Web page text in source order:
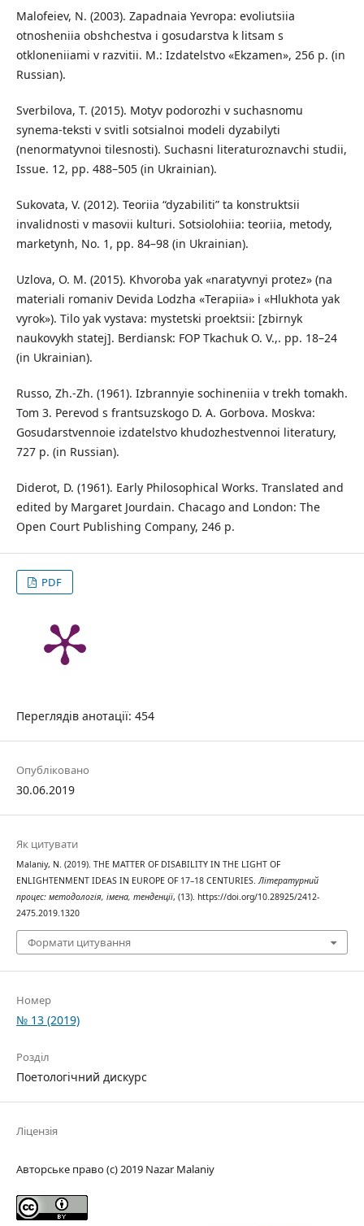
Malofeiev, N. (2003). Zapadnaia Yevropa: evoliutsiia
otnosheniia obshchestva i gosudarstva k litsam s
otkloneniiami v razvitii. M.: Izdatelstvo «Ekzamen», 256 p. (in
Russian).
Sverbilova, T. (2015). Motyv podorozhi v suchasnomu
synema-teksti v svitli sotsialnoi modeli dyzabilyti
(nenormatyvnoi tilesnosti). Suchasni literaturoznavchi studii,
Issue. 12, pp. 488–505 (in Ukrainian).
Sukovata, V. (2012). Teoriia “dyzabiliti” ta konstruktsii
invalidnosti v masovii kulturi. Sotsiolohiia: teoriia, metody,
marketynh, No. 1, pp. 84–98 (in Ukrainian).
Uzlova, O. M. (2015). Khvoroba yak «naratyvnyi protez» (na
materiali romaniv Devida Lodzha «Terapiia» i «Hlukhota yak
vyrok»). Tilo yak vystava: mystetski proektsii: [zbirnyk
naukovykh statej]. Berdiansk: FOP Tkachuk O. V.,. pp. 18–24
(in Ukrainian).
Russo, Zh.-Zh. (1961). Izbrannyie sochineniia v trekh tomakh.
Tom 3. Perevod s frantsuzskogo D. A. Gorbova. Moskva:
Gosudarstvennoie izdatelstvo khudozhestvennoi literatury,
727 p. (in Russian).
Diderot, D. (1961). Early Philosophical Works. Translated and
edited by Margaret Jourdain. Chacago and London: The
Open Court Publishing Company, 246 p.
PDF
Переглядів анотації: 454
Опубліковано
30.06.2019
Як цитувати
Malaniy, N. (2019). THE MATTER OF DISABILITY IN THE LIGHT OF
ENLIGHTENMENT IDEAS IN EUROPE OF 17–18 CENTURIES.Літературний
процес: методологія, імена, тенденції, (13). https://doi.org/10.28925/2412-
2475.2019.1320
Формати цитування
Номер
№ 13 (2019)
Розділ
Поетологічний дискурс
Ліцензія
Авторське право (c) 2019 Nazar Malaniy